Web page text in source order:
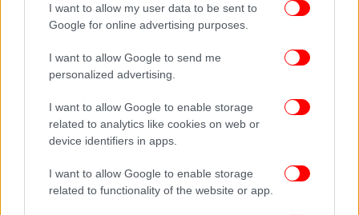
I want to allow my user data to be sent to
Google for online advertising purposes.
I want to allow Google to send me
personalized advertising.
I want to allow Google to enable storage
related to analytics like cookies on web or
device identifiers in apps.
I want to allow Google to enable storage
related to functionality of the website or app.
«Χωρίς εσάς, οι Megadeth δεν θα ήταν τόσο
επιτυχημένοι», τόνισε ο Mustaine, εκφράζοντας τις
ευχαριστίες του και στους συνεργάτες πίσω από τα
παρασκήνια.